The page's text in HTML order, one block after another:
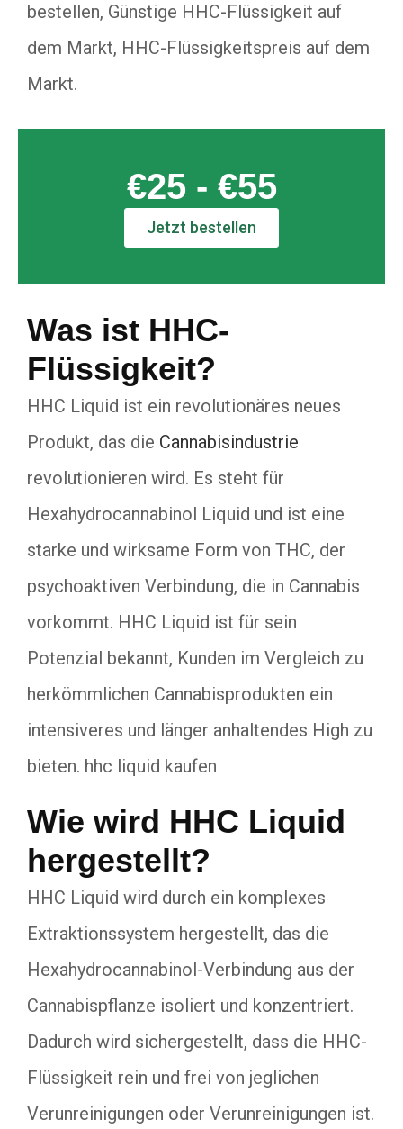
bestellen, Günstige HHC-Flüssigkeit auf
dem Markt, HHC-Flüssigkeitspreis auf dem
Markt.
€25 - €55
Jetzt bestellen
Was ist HHC-
Flüssigkeit?
HHC Liquid ist ein revolutionäres neues
Produkt, das die Cannabisindustrie
revolutionieren wird. Es steht für
Hexahydrocannabinol Liquid und ist eine
starke und wirksame Form von THC, der
psychoaktiven Verbindung, die in Cannabis
vorkommt. HHC Liquid ist für sein
Potenzial bekannt, Kunden im Vergleich zu
herkömmlichen Cannabisprodukten ein
intensiveres und länger anhaltendes High zu
bieten. hhc liquid kaufen
Wie wird HHC Liquid
hergestellt?
HHC Liquid wird durch ein komplexes
Extraktionssystem hergestellt, das die
Hexahydrocannabinol-Verbindung aus der
Cannabispflanze isoliert und konzentriert.
Dadurch wird sichergestellt, dass die HHC-
Flüssigkeit rein und frei von jeglichen
Verunreinigungen oder Verunreinigungen ist.